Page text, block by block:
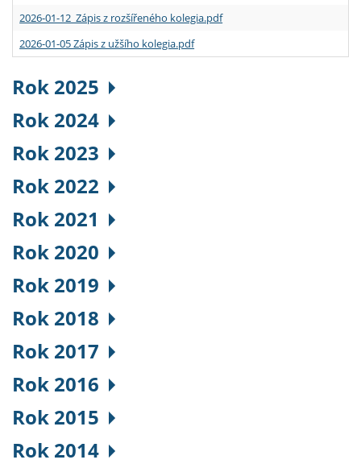
2026-01-12 Zápis z rozšířeného kolegia.pdf
2026-01-05 Zápis z užšího kolegia.pdf
Rok 2025
Rok 2024
Rok 2023
Rok 2022
Rok 2021
Rok 2020
Rok 2019
Rok 2018
Rok 2017
Rok 2016
Rok 2015
Rok 2014